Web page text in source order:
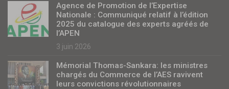
Agence de Promotion de l’Expertise
Nationale : Communiqué relatif à l’édition
2025 du catalogue des experts agréés de
l’APEN
3 juin 2026
Mémorial Thomas-Sankara: les ministres
chargés du Commerce de l’AES ravivent
leurs convictions révolutionnaires